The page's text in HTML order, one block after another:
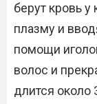
берут кровь у
плазму и
помощи
волос и
длится около